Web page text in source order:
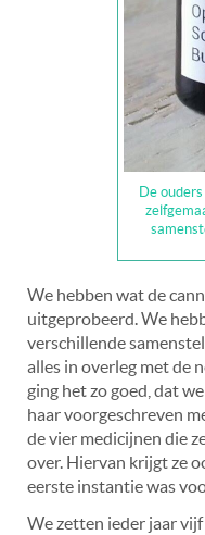
De
We hebben wat de
uitgeprobeerd. We
verschillende
alles in overleg met de
ging het zo goed, dat
haar voorgeschreven
de vier medicijnen die
over. Hiervan krijgt ze
eerste instantie was
We zetten ieder jaar